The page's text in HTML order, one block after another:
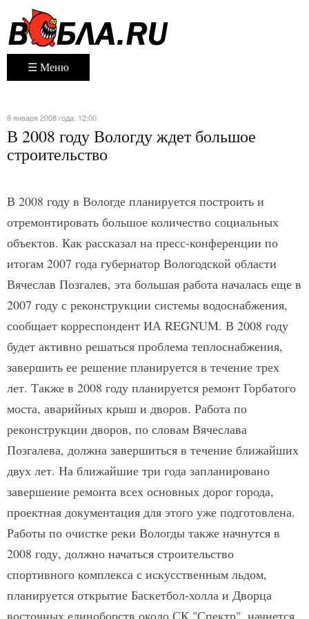
☰ Меню
8 января 2008 года. 12:00
В 2008 году Вологду ждет большое
строительство
В 2008 году в Вологде планируется построить и
отремонтировать большое количество социальных
объектов. Как рассказал на пресс-конференции по
итогам 2007 года губернатор Вологодской области
Вячеслав Позгалев, эта большая работа началась еще в
2007 году с реконструкции системы водоснабжения,
сообщает корреспондент ИА REGNUM. В 2008 году
будет активно решаться проблема теплоснабжения,
завершить ее решение планируется в течение трех
лет. Также в 2008 году планируется ремонт Горбатого
моста, аварийных крыш и дворов. Работа по
реконструкции дворов, по словам Вячеслава
Позгалева, должна завершиться в течение ближайших
двух лет. На ближайшие три года запланировано
завершение ремонта всех основных дорог города,
проектная документация для этого уже подготовлена.
Работы по очистке реки Вологды также начнутся в
2008 году, должно начаться строительство
спортивного комплекса с искусственным льдом,
планируется открытие Баскетбол-холла и Дворца
восточных единоборств около СК "Спектр", начнется